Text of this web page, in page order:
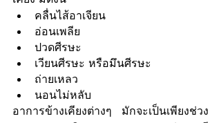
คลื่นไส้อาเจียน
อ่อนเพลีย
ปวดศีรษะ
เวียนศีรษะ หรือมึนศีรษะ
ถ่ายเหลว
นอนไม่หลับ
อาการข้างเคียงต่างๆ มักจะเป็นเพียงช่วง